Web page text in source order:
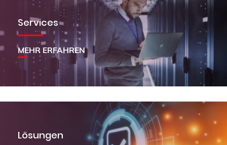
Services
MEHR ERFAHREN
Lösungen